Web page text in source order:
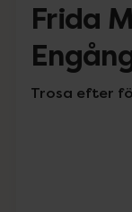
Frida
Trosa efter